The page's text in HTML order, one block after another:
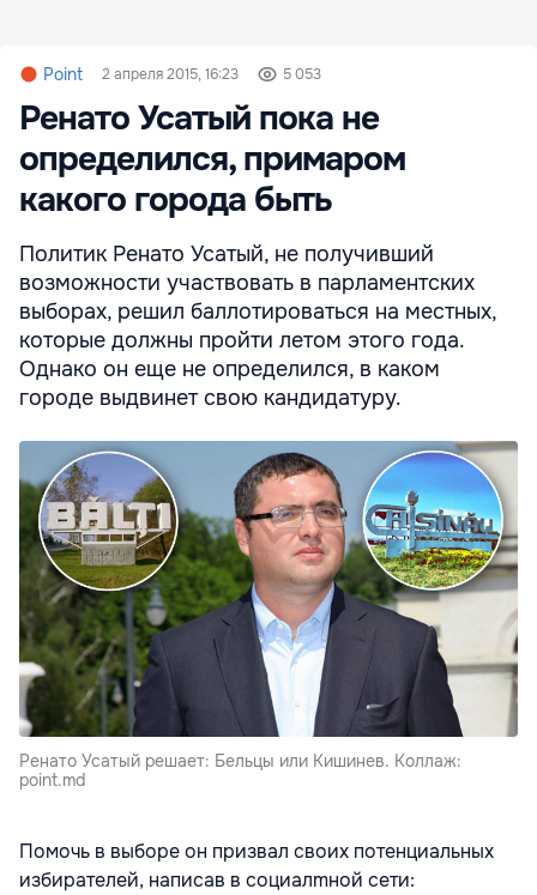
Point 2 апреля 2015, 16:23 5 053
Ренато Усатый пока не
определился, примаром
какого города быть
Политик Ренато Усатый, не получивший
возможности участвовать в парламентских
выборах, решил баллотироваться на местных,
которые должны пройти летом этого года.
Однако он еще не определился, в каком
городе выдвинет свою кандидатуру.
Ренато Усатый решает: Бельцы или Кишинев. Коллаж:
point.md
Помочь в выборе он призвал своих потенциальных
избирателей, написав в социалmной сети: